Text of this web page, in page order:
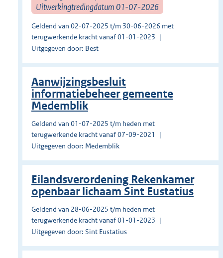
Uitwerkingtredingdatum 01-07-2026
Geldend van 02-07-2025 t/m 30-06-2026 met
terugwerkende kracht vanaf 01-01-2023
Uitgegeven door: Best
Aanwijzingsbesluit
informatiebeheer gemeente
Medemblik
Geldend van 01-07-2025 t/m heden met
terugwerkende kracht vanaf 07-09-2021
Uitgegeven door: Medemblik
Eilandsverordening Rekenkamer
openbaar lichaam Sint Eustatius
Geldend van 28-06-2025 t/m heden met
terugwerkende kracht vanaf 01-01-2023
Uitgegeven door: Sint Eustatius